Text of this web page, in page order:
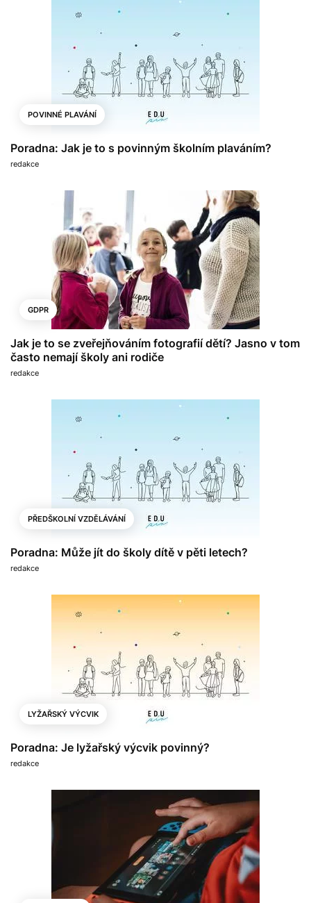
POVINNÉ PLAVÁNÍ
Poradna: Jak je to s povinným školním plaváním?
redakce
GDPR
Jak je to se zveřejňováním fotografií dětí? Jasno v tom
často nemají školy ani rodiče
redakce
PŘEDŠKOLNÍ VZDĚLÁVÁNÍ
Poradna: Může jít do školy dítě v pěti letech?
redakce
LYŽAŘSKÝ VÝCVIK
Poradna: Je lyžařský výcvik povinný?
redakce